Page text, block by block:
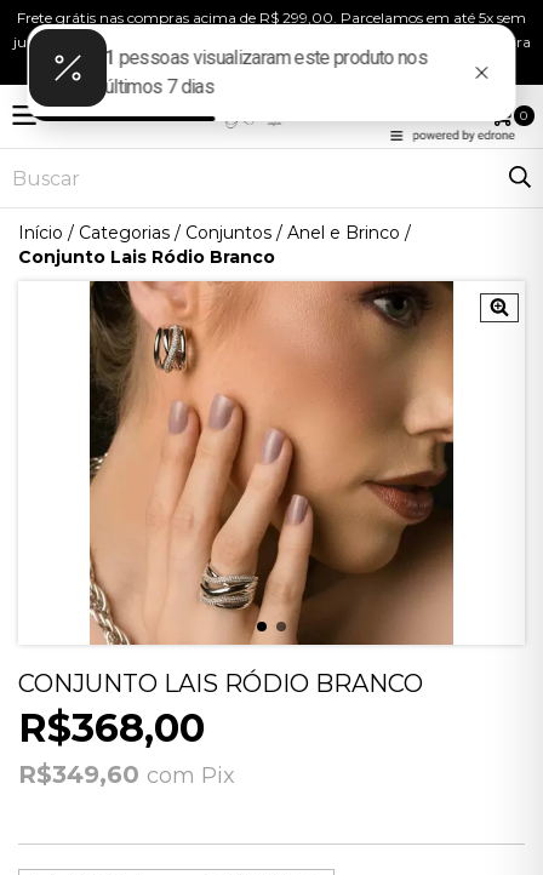
Frete grátis nas compras acima de R$ 299,00. Parcelamos em até 5x sem
juros! Use o cupom “BEMVINDA” e ganhe 10% de desconto na sua primeira
compra!
MENU 0
Início / Categorias / Conjuntos / Anel e Brinco /
Conjunto Lais Ródio Branco
CONJUNTO LAIS RÓDIO BRANCO
R$368,00
R$349,60 com Pix